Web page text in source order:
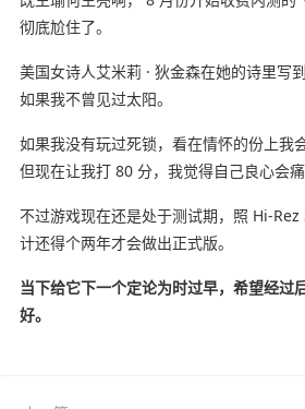
彻底尬住了。
美国女诗人艾米莉 · 狄金森在她的诗里写
如果我不曾见过太阳。
如果我没有玩过死锁，看在情怀的份上我
但现在让我打 80 分，我觉得自己良心会痛
不过游戏现在还是处于测试期，照 Hi-
计还得个两年才会做出正式版。
当下给它下一个定论为时过早，希望经过
好。